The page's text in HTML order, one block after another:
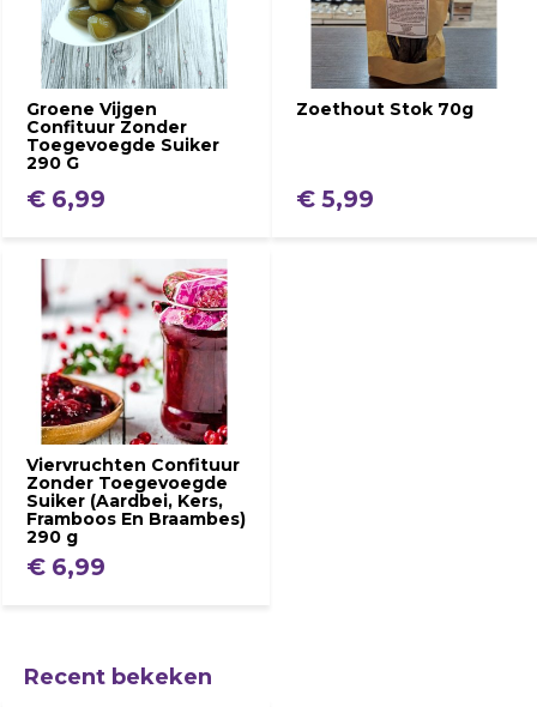
Groene Vijgen
Confituur Zonder
Toegevoegde Suiker
290 G
€ 6,99
Zoethout Stok 70g
€ 5,99
Viervruchten Confituur
Zonder Toegevoegde
Suiker (Aardbei, Kers,
Framboos En Braambes)
290 g
€ 6,99
Recent bekeken